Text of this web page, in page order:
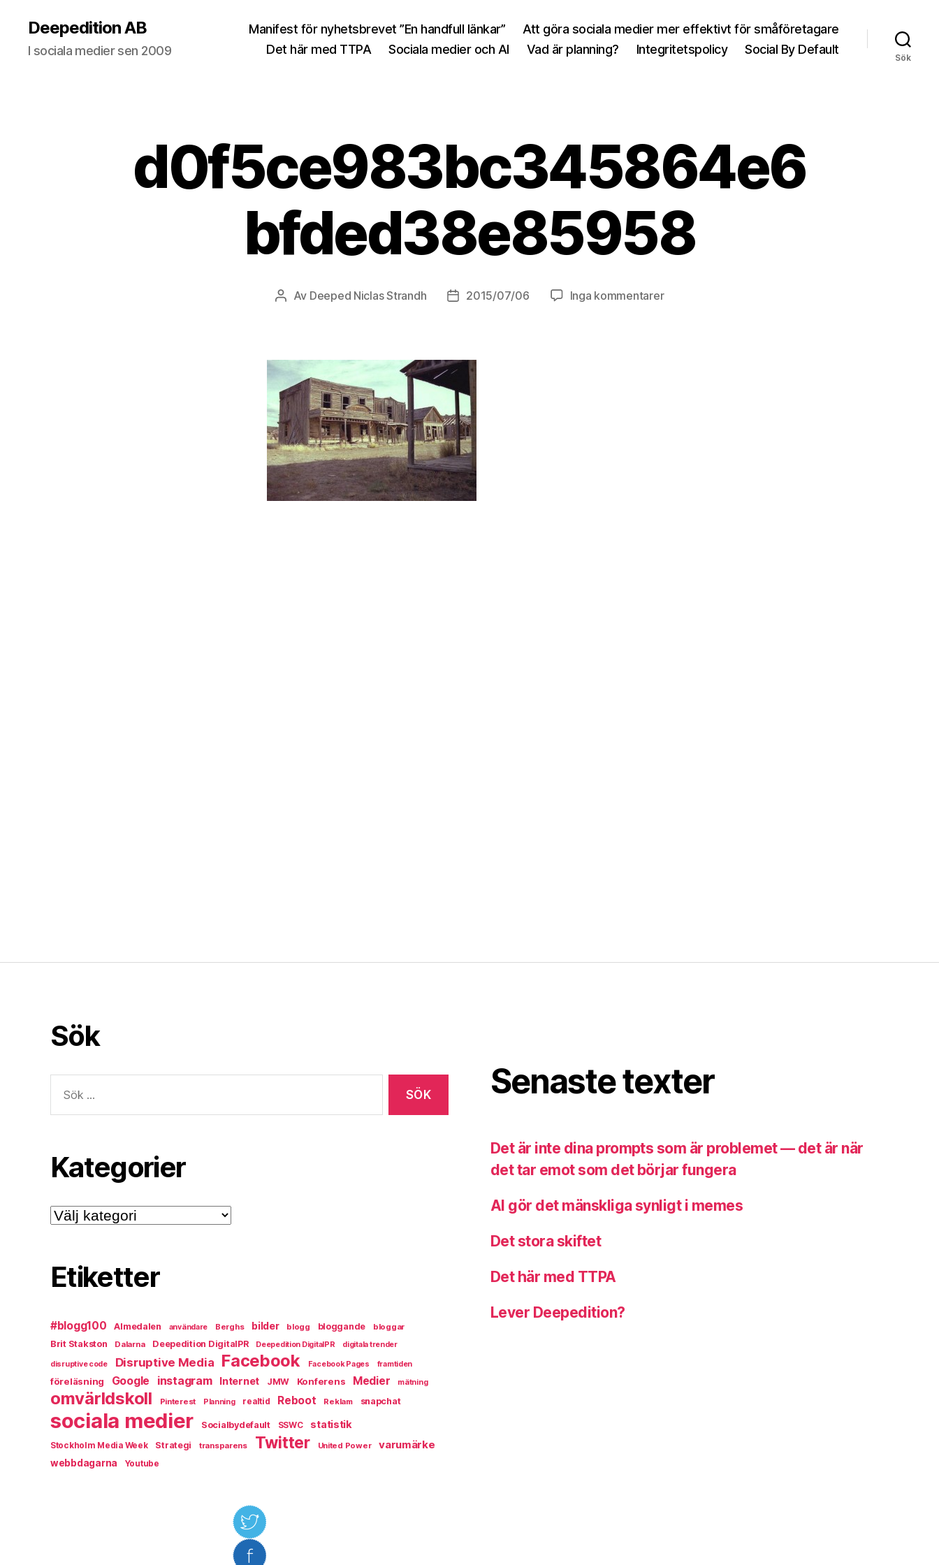
Deepedition AB
I sociala medier sen 2009
Manifest för nyhetsbrevet ”En handfull länkar”
Att göra sociala medier mer effektivt för småföretagare
Det här med TTPA
Sociala medier och AI Vad är planning? Integritetspolicy Social By Default
Sök
d0f5ce983bc345864e6
bfded38e85958
Inläggsförfattare
Av Deeped Niclas Strandh Inläggsdatum
2015/07/06 Inga kommentarer
Sök
efter:
Kategorier
Kategorier
Etiketter
#blogg100 Almedalen användare Berghs bilder blogg bloggande bloggar
Brit Stakston Dalarna Deepedition DigitalPR Deepedition DigitalPR digitala trender
disruptive code Disruptive Media Facebook Facebook Pages framtiden
föreläsning Google instagram Internet JMW Konferens Medier mätning
omvärldskoll Pinterest Planning realtid Reboot Reklam snapchat
sociala medier Socialbydefault SSWC statistik
Stockholm Media Week Strategi transparens Twitter United Power varumärke
webbdagarna Youtube
Senaste texter
Det är inte dina prompts som är problemet — det är när
det tar emot som det börjar fungera
AI gör det mänskliga synligt i memes
Det stora skiftet
Det här med TTPA
Lever Deepedition?